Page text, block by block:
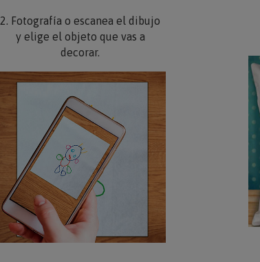
2. Fotografía o escanea el dibujo
y elige el objeto que vas a
decorar.